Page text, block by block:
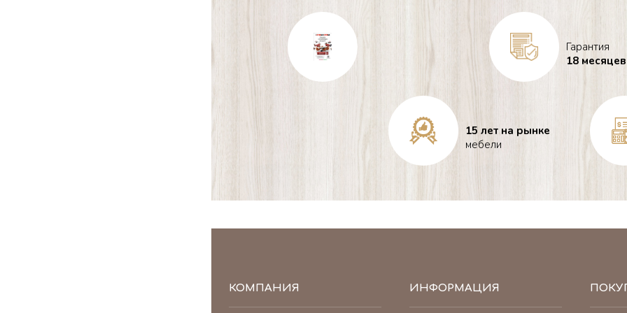
Гарантия
18 месяцев
15 лет на рынке
мебели
КОМПАНИЯ ИНФОРМАЦИЯ